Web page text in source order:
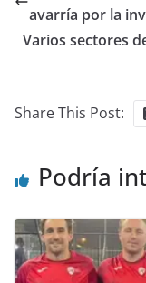
avarría por la
Varios sectores
Share This Post:
Podría